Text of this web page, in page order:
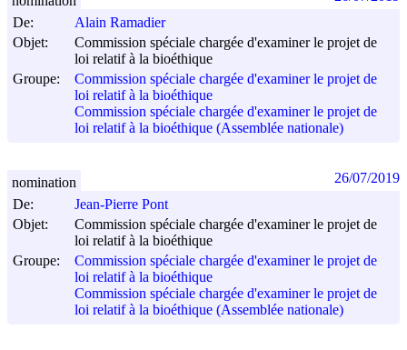
De:
Alain Ramadier
Objet:
Commission spéciale chargée d'examiner le projet de
loi relatif à la bioéthique
Groupe:
Commission spéciale chargée d'examiner le projet de
loi relatif à la bioéthique
Commission spéciale chargée d'examiner le projet de
loi relatif à la bioéthique (Assemblée nationale)
De:
Jean-Pierre Pont
Objet:
Commission spéciale chargée d'examiner le projet de
loi relatif à la bioéthique
Groupe:
Commission spéciale chargée d'examiner le projet de
loi relatif à la bioéthique
Commission spéciale chargée d'examiner le projet de
loi relatif à la bioéthique (Assemblée nationale)
nomination 26/07/2019